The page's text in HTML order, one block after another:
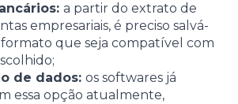
a partir do extrato de
empresariais, é preciso salvá-
formato que seja compatível com
de dados: os softwares já
essa opção atualmente,